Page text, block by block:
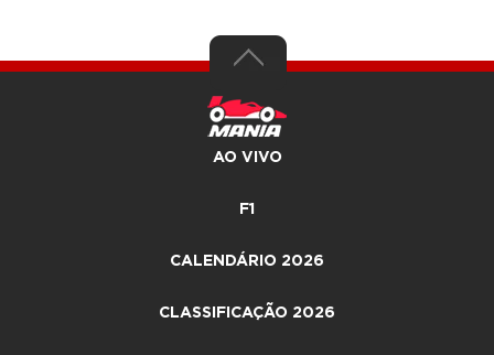
AO VIVO
F1
CALENDÁRIO 2026
CLASSIFICAÇÃO 2026